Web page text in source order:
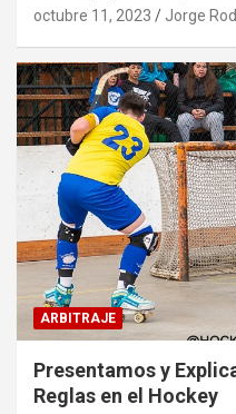
octubre 11, 2023 Jorge
ARBITRAJE
Presentamos y
Reglas en el Hockey